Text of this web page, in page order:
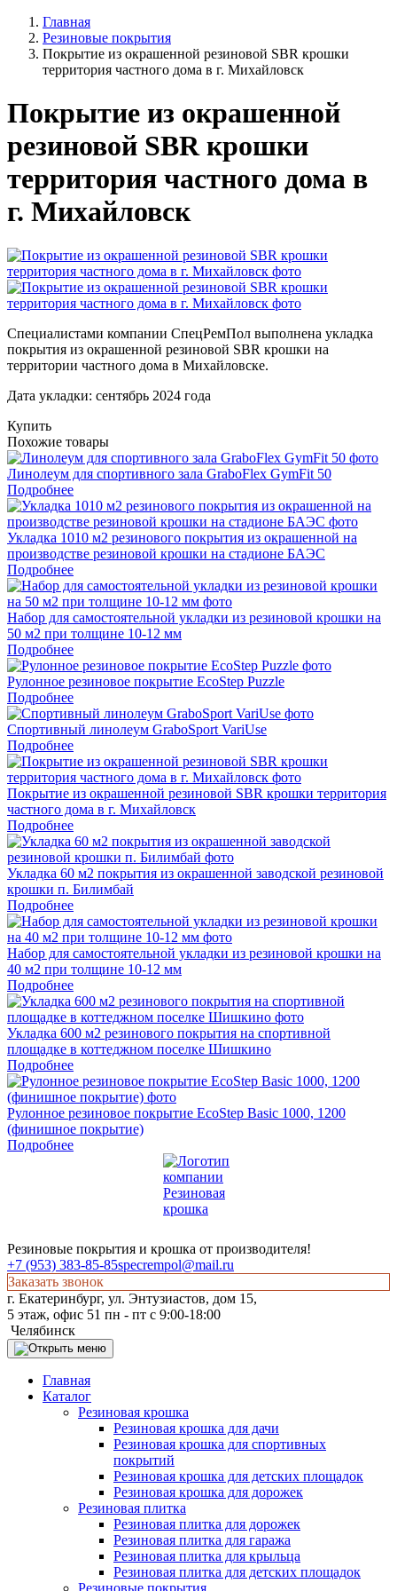
Главная
Резиновые покрытия
Покрытие из окрашенной резиновой SBR крошки
территория частного дома в г. Михайловск
Покрытие из окрашенной
резиновой SBR крошки
территория частного дома в
г. Михайловск
Специалистами компании СпецРемПол выполнена укладка
покрытия из окрашенной резиновой SBR крошки на
территории частного дома в Михайловске.
Дата укладки: сентябрь 2024 года
Купить
Похожие товары
Линолеум для спортивного зала GraboFlex GymFit 50
Подробнее
Укладка 1010 м2 резинового покрытия из окрашенной на
производстве резиновой крошки на стадионе БАЭС
Подробнее
Набор для самостоятельной укладки из резиновой крошки на
50 м2 при толщине 10-12 мм
Подробнее
Рулонное резиновое покрытие EcoStep Puzzle
Подробнее
Спортивный линолеум GraboSport VariUse
Подробнее
Покрытие из окрашенной резиновой SBR крошки территория
частного дома в г. Михайловск
Подробнее
Укладка 60 м2 покрытия из окрашенной заводской резиновой
крошки п. Билимбай
Подробнее
Набор для самостоятельной укладки из резиновой крошки на
40 м2 при толщине 10-12 мм
Подробнее
Укладка 600 м2 резинового покрытия на спортивной
площадке в коттеджном поселке Шишкино
Подробнее
Рулонное резиновое покрытие EcoStep Basic 1000, 1200
(финишное покрытие)
Подробнее
Резиновые покрытия и крошка от производителя!
+7 (953) 383-85-85specrempol@mail.ru
Заказать звонок
г. Екатеринбург, ул. Энтузиастов, дом 15,
5 этаж, офис 51 пн - пт с 9:00-18:00
Челябинск
Главная
Каталог
Резиновая крошка
Резиновая крошка для дачи
Резиновая крошка для спортивных
покрытий
Резиновая крошка для детских площадок
Резиновая крошка для дорожек
Резиновая плитка
Резиновая плитка для дорожек
Резиновая плитка для гаража
Резиновая плитка для крыльца
Резиновая плитка для детских площадок
Резиновые покрытия